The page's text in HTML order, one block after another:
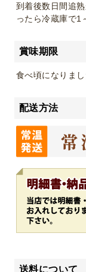
到着後数日間追
ったら冷蔵庫で1
賞味期限
食べ頃になりま
配送方法
送料について